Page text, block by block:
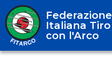
Federazione
Italiana Tiro
con l'Arco